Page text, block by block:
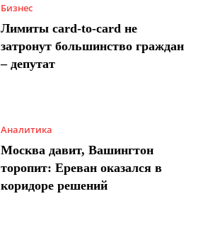
Бизнес
Лимиты card-to-card не
затронут большинство граждан
– депутат
Аналитика
Москва давит, Вашингтон
торопит: Ереван оказался в
коридоре решений